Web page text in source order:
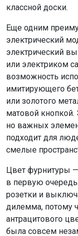
классной доски.
Еще одним
электрический
электрический
или электриком
возможность
имитирующего
или золотого
матовой кнопкой.
но важных
подходит для
смелые
Цвет фурнитуры
в первую
розетки и
дилемма, потому
антрацитового
была совсем